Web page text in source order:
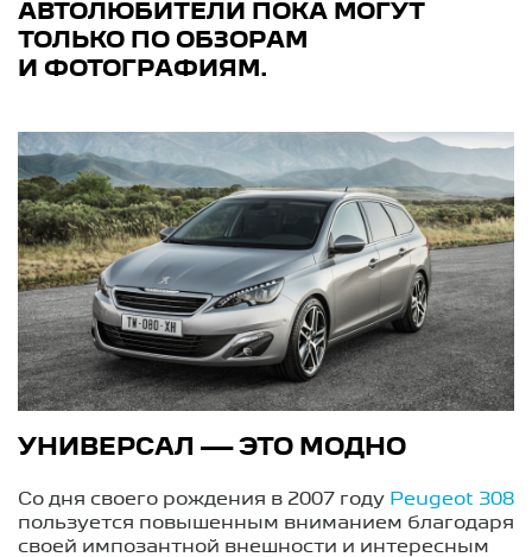
АВТОЛЮБИТЕЛИ ПОКА МОГУТ
ТОЛЬКО ПО ОБЗОРАМ
И ФОТОГРАФИЯМ.
УНИВЕРСАЛ — ЭТО МОДНО
Со дня своего рождения в 2007 году Peugeot 308
пользуется повышенным вниманием благодаря
своей импозантной внешности и интересным